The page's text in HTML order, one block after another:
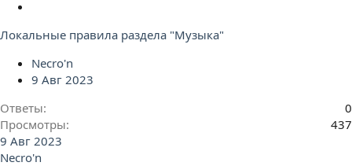
р
т
а
к
е
п
л
е
н
о
Локальные правила раздела "Музыка"
Necro'n
9 Авг 2023
Ответы
0
Просмотры
437
9 Авг 2023
Necro'n